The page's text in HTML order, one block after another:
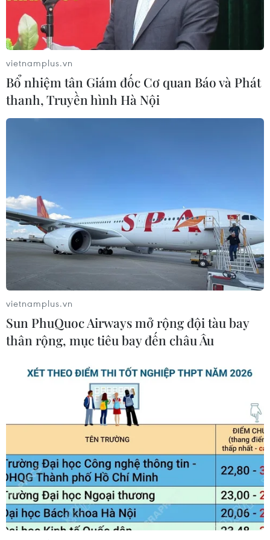
châu Á-Thái Bình Dương (APEC) và Hội nghị về
biến đổi khí hậu của Liên hợp quốc (COP 25) sắp
tới do cuộc khủng hoảng chính trị đang diễn ra
tại nước này.
Trong một tuyên bố, Tổng thống Pinera nhấn
Chile đã quyết định rằng nước này không còn
phù hợp để tổ chức Hội nghị APEC dự kiến diễn
ra vào ngày 16-17/11 và COP 25 vào ngày 2-13/12
tại thủ đô Santiago.
Ông Pinera nói: "Đây là một quyết định rất khó
khăn. Chúng tôi hoàn toàn hiểu tầm quan trọng
của APEC và COP25 với Chile và thế giới nhưng
đây là một quyết định hợp lý vào thời điểm
này."
[Chile hủy đăng cai tổ chức Hội nghị
thượng đỉnh APEC và COP 25]
vietnamplus.vn
Bổ nhiệm tân Giám đốc Cơ quan Báo và Phát
thanh, Truyền hình Hà Nội
vietnamplus.vn
Sun PhuQuoc Airways mở rộng đội tàu bay
thân rộng, mục tiêu bay đến châu Âu